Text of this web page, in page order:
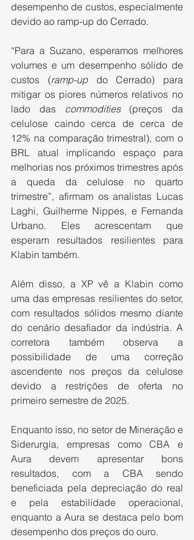
desempenho de custos, especialmente
devido ao ramp-up do Cerrado.
“Para a Suzano, esperamos melhores
volumes e um desempenho sólido de
custos (ramp-up do Cerrado) para
mitigar os piores números relativos no
lado das commodities (preços da
celulose caindo cerca de cerca de
12% na comparação trimestral), com o
BRL atual implicando espaço para
melhorias nos próximos trimestres após
a queda da celulose no quarto
trimestre”, afirmam os analistas Lucas
Laghi, Guilherme Nippes, e Fernanda
Urbano. Eles acrescentam que
esperam resultados resilientes para
Klabin também.
Além disso, a XP vê a Klabin como
uma das empresas resilientes do setor,
com resultados sólidos mesmo diante
do cenário desafiador da indústria. A
corretora também observa a
possibilidade de uma correção
ascendente nos preços da celulose
devido a restrições de oferta no
primeiro semestre de 2025.
Enquanto isso, no setor de Mineração e
Siderurgia, empresas como CBA e
Aura devem apresentar bons
resultados, com a CBA sendo
beneficiada pela depreciação do real
e pela estabilidade operacional,
enquanto a Aura se destaca pelo bom
desempenho dos preços do ouro.